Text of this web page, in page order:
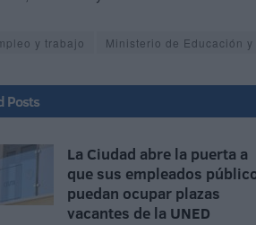
y trabajo Ministerio de Educación y
Posts
La Ciudad abre la puerta a
que sus empleados
puedan ocupar plazas
vacantes de la UNED